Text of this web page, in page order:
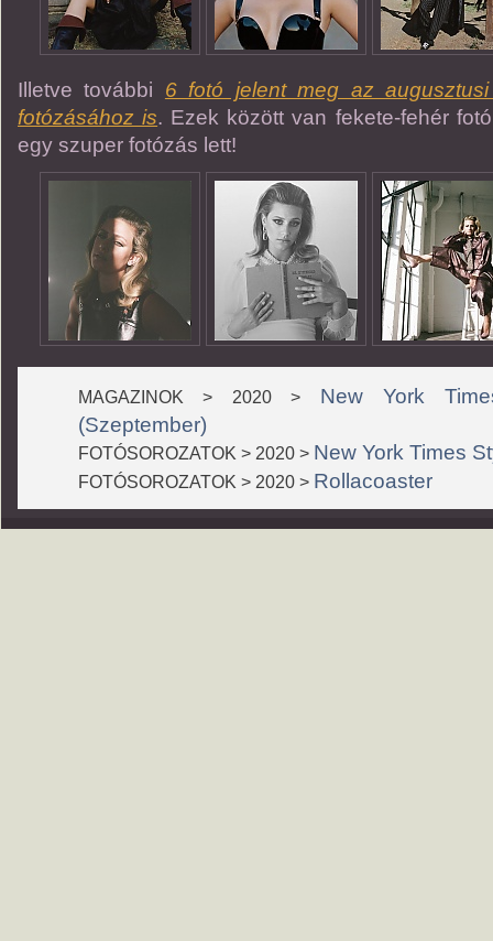
Illetve további 6 fotó jelent meg az augusztusi
fotózásához is. Ezek között van fekete-fehér
egy szuper fotózás lett!
MAGAZINOK > 2020 > New York
(Szeptember)
FOTÓSOROZATOK > 2020 > New York Times
FOTÓSOROZATOK > 2020 > Rollacoaster